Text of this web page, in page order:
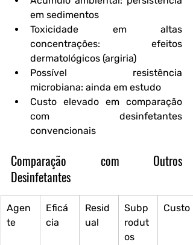
em sedimentos
Toxicidade em altas
concentrações: efeitos
dermatológicos (argiria)
Possível resistência
microbiana: ainda em estudo
Custo elevado em comparação
com desinfetantes
convencionais
Comparação com Outros
Desinfetantes
Agen
te
Eficá
cia
Resid
ual
Subp
rodut
os
Custo